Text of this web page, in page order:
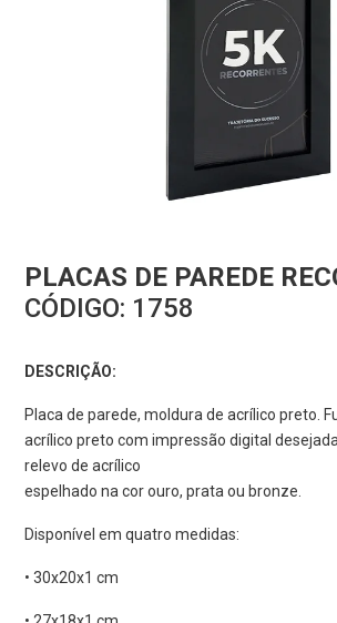
PLACAS DE PAREDE
CÓDIGO: 1758
DESCRIÇÃO:
Placa de parede, moldura de acrílico preto.
acrílico preto com impressão digital
relevo de acrílico
espelhado na cor ouro, prata ou bronze.
Disponível em quatro medidas:
• 30x20x1 cm